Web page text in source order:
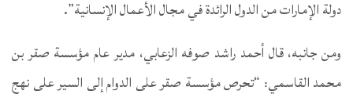
دولة الإمارات من الدول الرائدة في مجال الأعمال الإنسانية”.
ومن جانبه، قال أحمد راشد صوفه الزعابي، مدير عام مؤسسة صقر بن
محمد القاسمي: “تحرص مؤسسة صقر على الدوام إلى السير على نهج